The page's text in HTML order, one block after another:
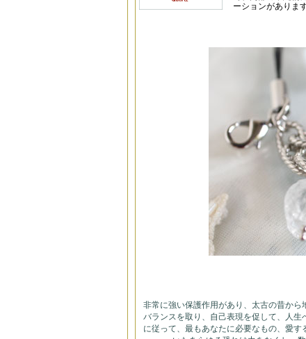
ーションがあります
非常に強い保護作用があり、太古の昔か
バランスを取り、自己表現を促して、人
に従って、最もあなたに必要なもの、愛